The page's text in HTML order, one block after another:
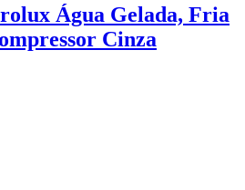
Água Gelada, Fria
Cinza